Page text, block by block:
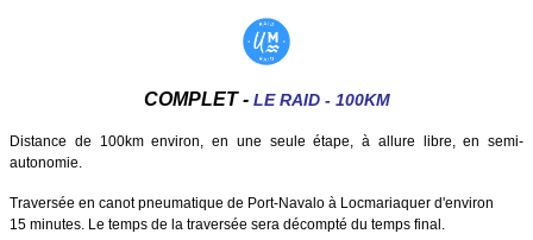
COMPLET - LE RAID - 100KM
Distance de 100km environ, en une seule étape, à allure libre, en semi-
autonomie.
Traversée en canot pneumatique de Port-Navalo à Locmariaquer d'environ
15 minutes. Le temps de la traversée sera décompté du temps final.